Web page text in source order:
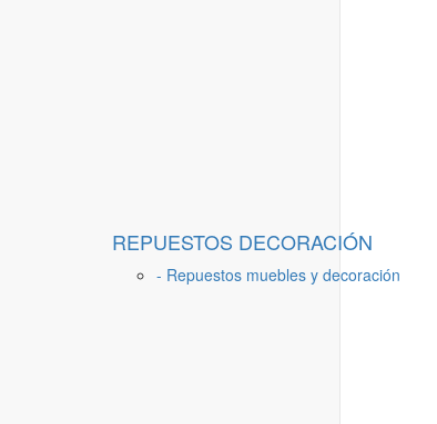
REPUESTOS DECORACIÓN
- Repuestos muebles y decoración